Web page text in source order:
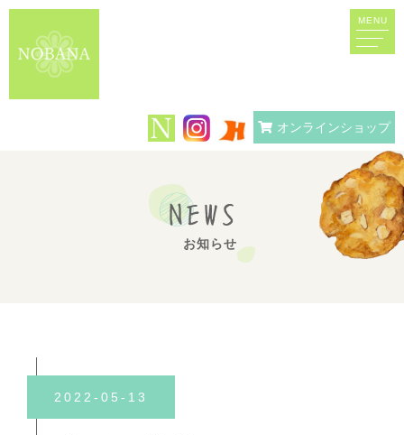
オンラインショップ
NEWS
お知らせ
2022-05-13
MENU